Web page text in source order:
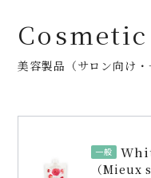
美容製品（サロン向け・
一般
（Mieux